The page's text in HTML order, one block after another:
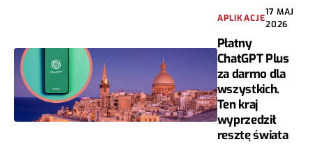
APLIKACJE
17 MAJ
2026
Płatny
ChatGPT Plus
za darmo dla
wszystkich.
Ten kraj
wyprzedził
resztę świata